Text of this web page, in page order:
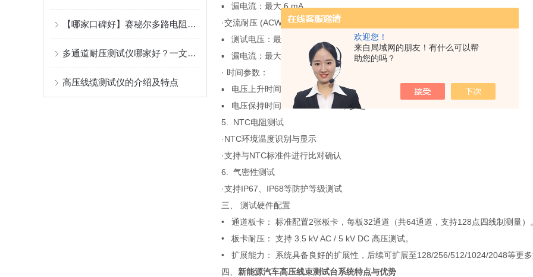
欢迎您！
来自局域网的朋友！有什么可以帮
助您的吗？
【哪家口碑好】赛秘尔多路电阻测试仪高精度宽量程设计在自动化产线中的应用
多通道耐压测试仪哪家好？一文看懂苏州赛秘尔的核心优势
高压线缆测试仪的介绍及特点
▪ 漏电流：最大 6 mA
·交流耐压 (ACW)：
▪ 测试电压：最高 3.5 kV / 5 kV，精度 2%，步进 10 V
▪ 漏电流：最大 12 mA
· 时间参数：
▪ 电压上升时间：0 s ~ 65 s，步进 0.1 s
▪ 电压保持时间：0.5 s ~ 99.9 s，步进 0.1 s
5. NTC电阻测试
·NTC环境温度识别与显示
·支持与NTC标准件进行比对确认
6. 气密性测试
·支持IP67、IP68等防护等级测试
三、 测试硬件配置
• 通道板卡： 标准配置2张板卡，每板32通道（共64通道，支持128点四线制测量）。
• 板卡耐压： 支持 3.5 kV AC / 5 kV DC 高压测试。
• 扩展能力： 系统具备良好的扩展性，后续可扩展至128/256/512/1024/2048等更多
四、 新能源汽车高压线束测试台系统特点与优势